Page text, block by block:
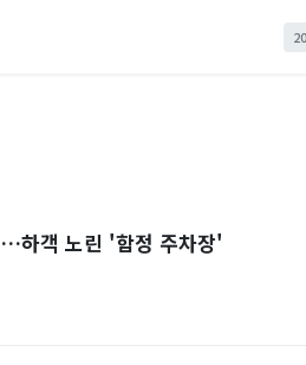
하객 노린 '함정 주차장'